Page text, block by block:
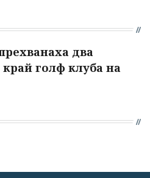
два
голф клуба на